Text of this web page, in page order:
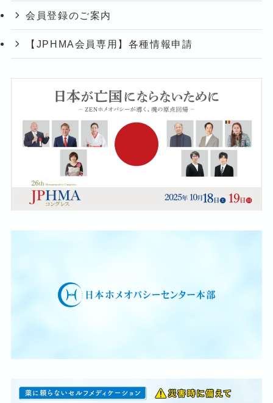
会員登録のご案内
【JPHMA会員専用】各種情報申請